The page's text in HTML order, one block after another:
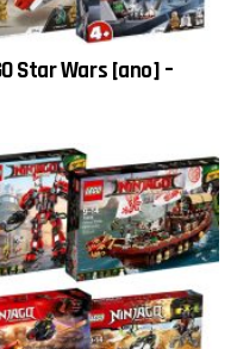
Star Wars [ano] –